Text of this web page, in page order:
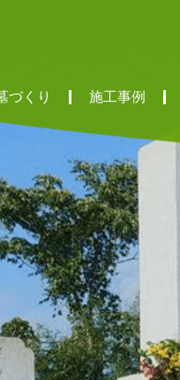
づくり 施工事例